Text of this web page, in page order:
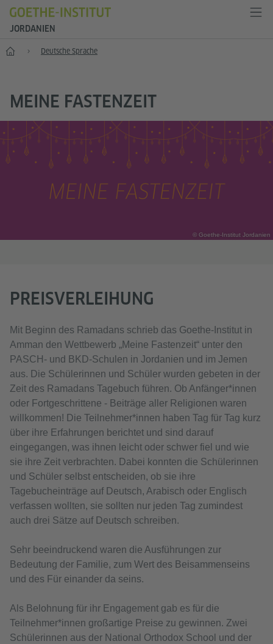
JORDANIEN
Start Deutsche Sprache
MEINE FASTENZEIT
© Goethe-Institut Jordanien
PREISVERLEIHUNG
Mit Beginn des Ramadans schrieb das Goethe-Institut in
Amman den Wettbewerb „Meine Fastenzeit“ unter den
PASCH- und BKD-Schulen in Jordanien und im Jemen
aus. Die Schülerinnen und Schüler wurden gebeten in der
Zeit des Ramadans Tagebuch führen. Ob Anfänger*innen
oder Fortgeschrittene - Beiträge aller Religionen waren
willkommen! Die Teilnehmer*innen haben Tag für Tag kurz
über ihre Erfahrungen berichtet und sind darauf
eingegangen, was ihnen leicht oder schwer fiel und wie
sie ihre Zeit verbrachten. Dabei konnten die Schülerinnen
und Schüler selbst entscheiden, ob sie ihre
Tagebucheinträge auf Deutsch, Arabisch oder Englisch
verfassen wollten, sie sollten nur jeden Tag zumindest
auch drei Sätze auf Deutsch schreiben.
Sehr beeindruckend waren die Ausführungen zur
Bedeutung der Familie, zum Wert des Beisammenseins
und des Für einander da seins.
Als Belohnung für ihr Engagement gab es für die
Teilnehmer*innen großartige Preise zu gewinnen. Zwei
Schülerinnen aus der National Orthodox School und der